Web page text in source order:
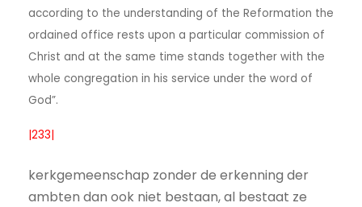
according to the understanding of the Reformation the
ordained office rests upon a particular commission of
Christ and at the same time stands together with the
whole congregation in his service under the word of
God”.
|233|
kerkgemeenschap zonder de erkenning der
ambten dan ook niet bestaan, al bestaat ze